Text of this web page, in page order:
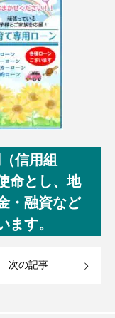
信用組
命とし、地
・融資など
ます。
次の記事